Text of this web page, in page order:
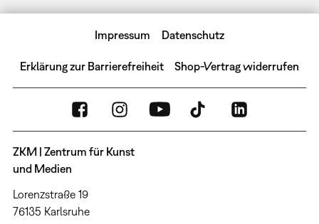
Impressum Datenschutz
Erklärung zur Barrierefreiheit Shop-Vertrag widerrufen
ZKM | Zentrum für Kunst
und Medien
Lorenzstraße 19
76135 Karlsruhe